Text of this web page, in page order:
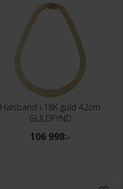
Halsband i 18K guld 42cm
GULDFYND
106 998:-